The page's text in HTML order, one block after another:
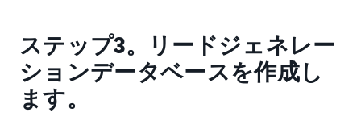
ステップ3。リードジェネレー
ションデータベースを作成し
ます。